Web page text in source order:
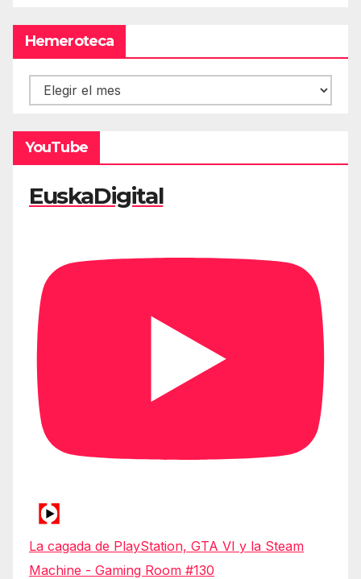
Hemeroteca
Hemeroteca
YouTube
EuskaDigital
La cagada de PlayStation, GTA VI y la Steam
Machine - Gaming Room #130